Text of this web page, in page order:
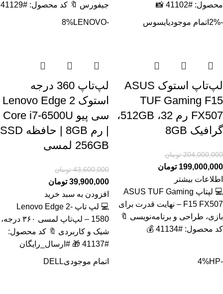
محصول: #41102 📸
جیفورس 🔖 کد محصول: #41129
-2% اتمام موجودیایسوس
لپ‌تاپ استوک ASUS
TUF Gaming F15
FX507 رم 32، 512GB،
گرافیک 8GB
204,000,000 تومان
199,000,000 تومان
اطلاعات بیشتر
💻 لپتاپ ASUS TUF Gaming
F15 FX507 – نهایت قدرت برای
بازی، طراحی و برنامه‌نویسی 🔖
کد محصول: #41134 💰
-8%
LENOVO
لپ‌تاپ 360 درجه
استوک Lenovo Edge 2
سی پیو Core i7-6500U
| رم 8GB | حافظه SSD
256GB لمسی
43,600,000 تومان
39,900,000 تومان
افزودن به سبد خرید
💻 لپ تاپ Lenovo Edge 2-
1580 – لپ‌تاپ لمسی ۳۶۰ درجه،
شیک و کاربردی 🔖 کد محصول:
#41137 🎁 #ارسال_رایگان
-4%
HP اتمام موجودیDELL